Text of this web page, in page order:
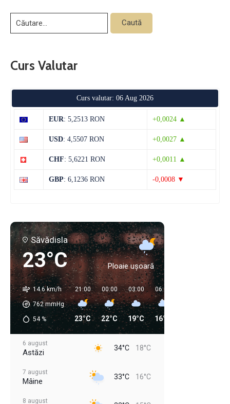
Curs Valutar
Curs valutar: 06 Aug 2026
EUR: 5,2513 RON +0,0024 ▲
USD: 4,5507 RON +0,0027 ▲
CHF: 5,6221 RON +0,0011 ▲
GBP: 6,1236 RON -0,0008 ▼
Săvădisla
23°C Ploaie ușoară
14.6 km/h
762mmHg
54%
21:00
23°C
00:00
22°C
03:00
19°C
06:00
16°C
6 august
Astăzi 34°C 18°C
7 august
Mâine 33°C 16°C
8 august